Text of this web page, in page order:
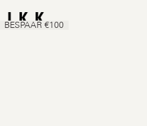
BESPAAR €100